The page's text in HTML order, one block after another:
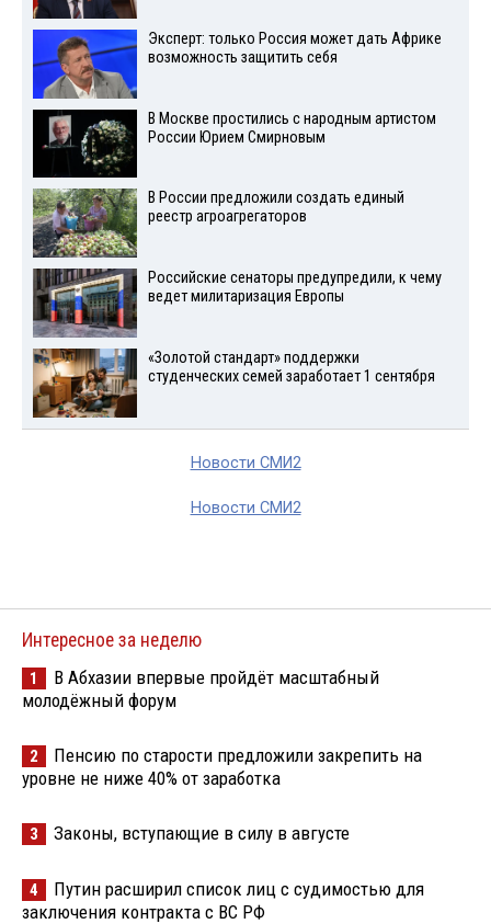
Эксперт: только Россия может дать Африке
возможность защитить себя
В Москве простились с народным артистом
России Юрием Смирновым
В России предложили создать единый
реестр агроагрегаторов
Российские сенаторы предупредили, к чему
ведет милитаризация Европы
«Золотой стандарт» поддержки
студенческих семей заработает 1 сентября
Новости СМИ2
Новости СМИ2
Интересное за неделю
1
В Абхазии впервые пройдёт масштабный
молодёжный форум
2
Пенсию по старости предложили закрепить на
уровне не ниже 40% от заработка
3 Законы, вступающие в силу в августе
4
Путин расширил список лиц с судимостью для
заключения контракта с ВС РФ